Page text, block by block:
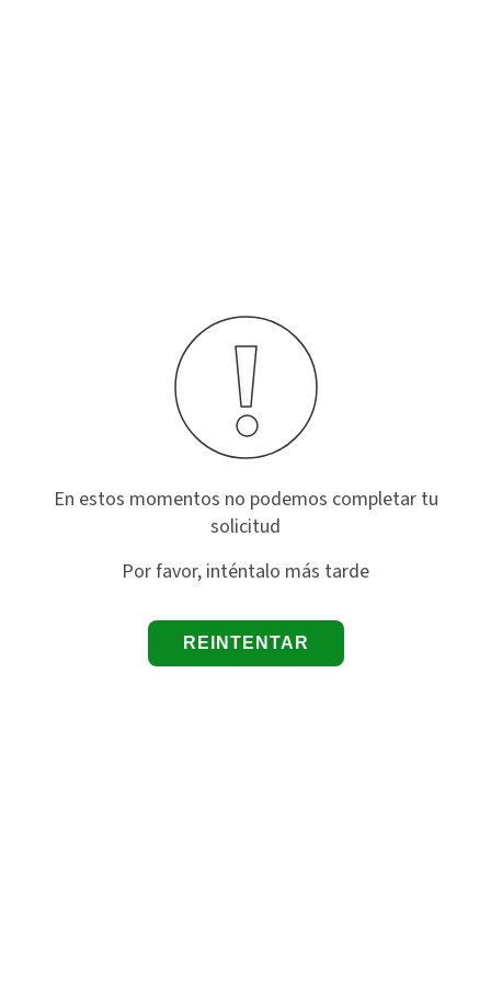
En estos momentos no podemos completar tu
solicitud
Por favor, inténtalo más tarde
REINTENTAR